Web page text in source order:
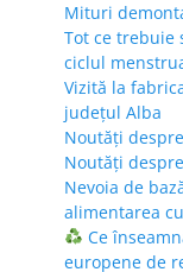
Mituri
Tot ce trebuie
ciclul
Vizită la
județul Alba
Noutăți
Noutăți
Nevoia de
alimentarea
Ce
europene de